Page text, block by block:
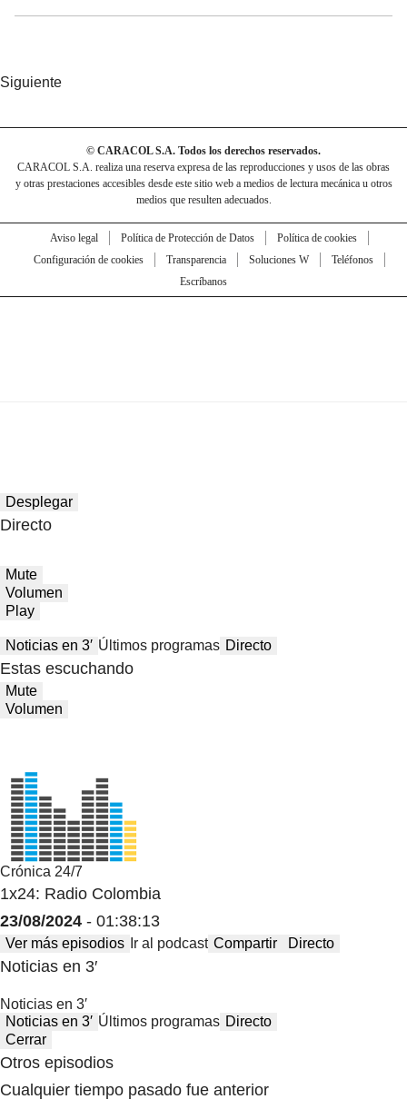
Siguiente
© CARACOL S.A. Todos los derechos reservados.
CARACOL S.A. realiza una reserva expresa de las reproducciones y usos de las obras
y otras prestaciones accesibles desde este sitio web a medios de lectura mecánica u otros
medios que resulten adecuados.
Aviso legal Política de Protección de Datos
Política de cookies
Configuración de cookies
Transparencia Soluciones W
Teléfonos
Escríbanos
Desplegar
Directo
Mute
Volumen
Play
Noticias en 3′ Últimos programas Directo
Estas escuchando
Mute
Volumen
Crónica 24/7
1x24: Radio Colombia
23/08/2024 - 01:38:13
Ver más episodios Ir al podcast Compartir Directo
Noticias en 3′
Noticias en 3′
Noticias en 3′ Últimos programas Directo
Cerrar
Otros episodios
Cualquier tiempo pasado fue anterior